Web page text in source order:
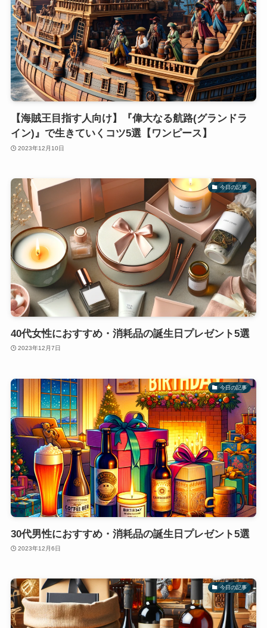
【海賊王目指す人向け】『偉大なる航路(グランドラ
イン)』で生きていくコツ5選【ワンピース】
2023年12月10日
今日の記事
40代女性におすすめ・消耗品の誕生日プレゼント5選
2023年12月7日
今日の記事
30代男性におすすめ・消耗品の誕生日プレゼント5選
2023年12月6日
今日の記事